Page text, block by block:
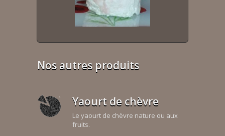
Nos autres produits
Yaourt de chèvre
Le yaourt de chèvre nature ou aux
fruits.